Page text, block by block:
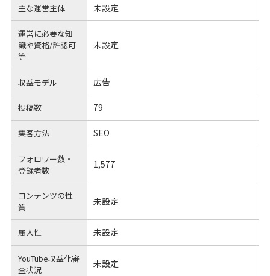
主な運営主体 未設定
運営に必要な知
識や資格/許認可
等
未設定
収益モデル 広告
投稿数 79
集客方法 SEO
フォロワー数・
登録者数
1,577
コンテンツの性
質
未設定
属人性 未設定
YouTube収益化審
査状況
未設定